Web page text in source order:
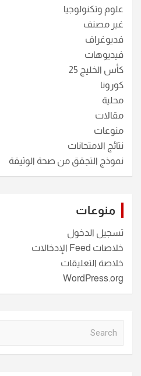
علوم وتكنولوجيا
غير مصنف
فديوغراف
فيديوهات
كأس الخليج 25
كورونا
محلية
مقالات
منوعات
نتائج الامتحانات
نموذج التجقق من صحة الوثيقة
منوعات
تسجيل الدخول
خلاصات Feed الإدخالات
خلاصة التعليقات
WordPress.org